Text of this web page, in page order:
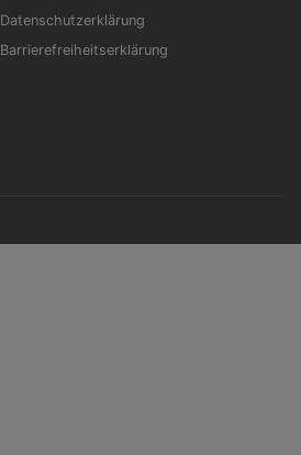
Datenschutzerklärung
Barrierefreiheitserklärung